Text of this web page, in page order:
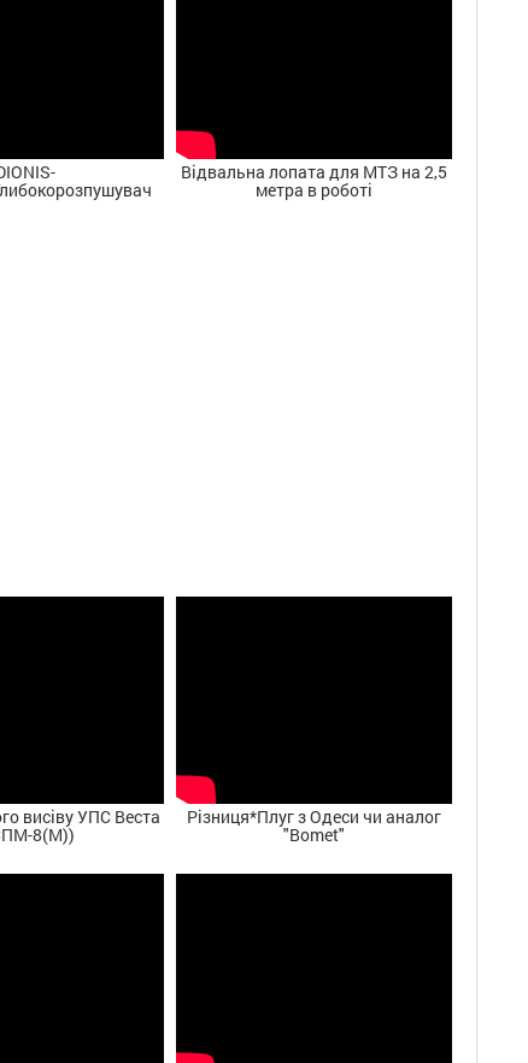
Відвальна лопата для МТЗ на 2,5
метра в роботі
висіву УПС Веста
8(М))
Різниця*Плуг з Одеси чи аналог
"Bomet"